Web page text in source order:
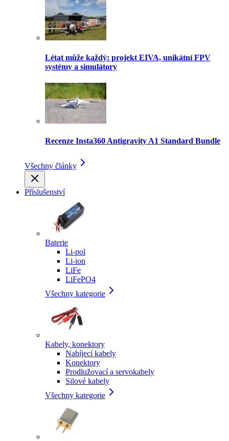
Létat může každý: projekt EIVA, unikátní FPV
systémy a simulátory
Recenze Insta360 Antigravity A1 Standard Bundle
Všechny články
Příslušenství
Baterie
Li-pol
Li-ion
LiFe
LiFePO4
Všechny kategorie
Kabely, konektory
Nabíjecí kabely
Konektory
Prodlužovací a servokabely
Silové kabely
Všechny kategorie